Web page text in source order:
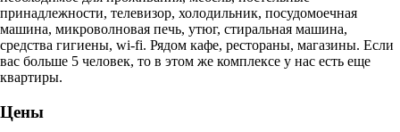
принадлежности, телевизор, холодильник, посудомоечная
машина, микроволновая печь, утюг, стиральная машина,
средства гигиены, wi-fi. Рядом кафе, рестораны, магазины. Если
вас больше 5 человек, то в этом же комплексе у нас есть еще
квартиры.
Цены